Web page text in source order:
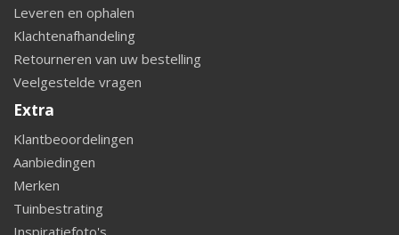
Leveren en ophalen
Klachtenafhandeling
Retourneren van uw bestelling
Veelgestelde vragen
Extra
Klantbeoordelingen
Aanbiedingen
Merken
Tuinbestrating